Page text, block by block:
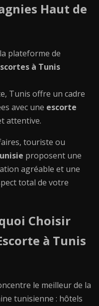
Haut de
plateforme de
à Tunis
Tunis offre un cadre
avec une escorte
attentive.
touriste ou
proposent une
agréable et une
total de votre
Choisir
à Tunis
le meilleur de la
tunisienne : hôtels